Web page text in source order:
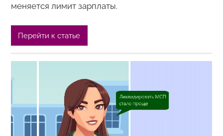
меняется лимит зарплаты.
Перейти к статье